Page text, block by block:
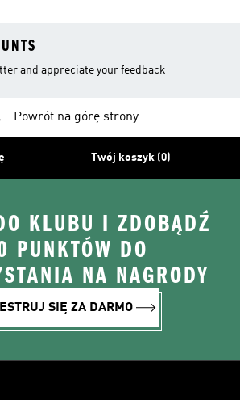
and appreciate your feedback
Powrót na górę strony
Twój koszyk (0)
KLUBU I ZDOBĄDŹ
PUNKTÓW DO
NA NAGRODY
SIĘ ZA DARMO